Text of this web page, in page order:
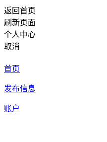
返回首页
刷新页面
个人中心
取消
首页
发布信息
账户